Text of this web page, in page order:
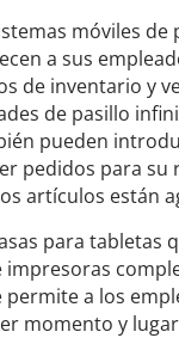
móviles de
a sus
de inventario y
de pasillo
pueden
pedidos para su
artículos están
para tabletas
impresoras
permite a los
momento y